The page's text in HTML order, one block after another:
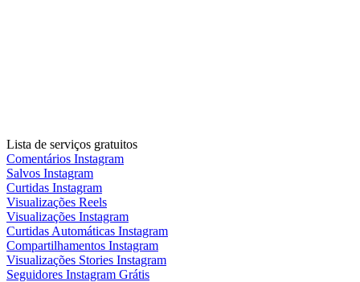
Lista de serviços gratuitos
Comentários Instagram
Salvos Instagram
Curtidas Instagram
Visualizações Reels
Visualizações Instagram
Curtidas Automáticas Instagram
Compartilhamentos Instagram
Visualizações Stories Instagram
Seguidores Instagram Grátis